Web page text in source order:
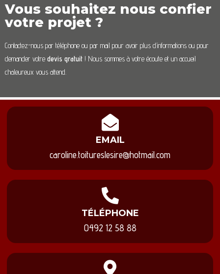
Vous souhaitez nous confier
votre projet ?
Contactez-nous par téléphone ou par mail pour avoir plus d’informations ou pour
demander votre devis gratuit ! Nous sommes à votre écoute et un accueil
chaleureux vous attend.
EMAIL
caroline.toitureslesire@hotmail.com
TÉLÉPHONE
0492 12 58 88